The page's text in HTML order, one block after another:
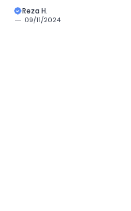
Reza H.
09/11/2024